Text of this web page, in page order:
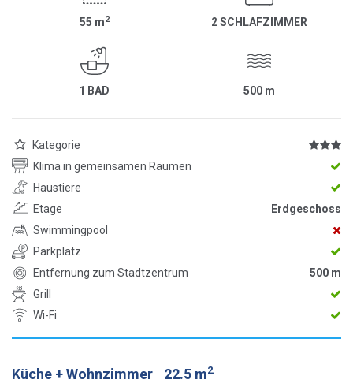
55 m2 2 SCHLAFZIMMER
1 BAD 500 m
Kategorie
Klima in gemeinsamen Räumen
Haustiere
Etage
Erdgeschoss
Swimmingpool
Parkplatz
Entfernung zum Stadtzentrum
500 m
Grill
Wi-Fi
Küche + Wohnzimmer 22.5 m2